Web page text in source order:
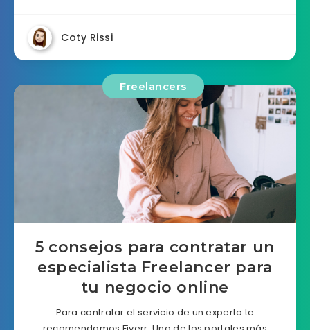
Coty Rissi
Freelancers
5 consejos para contratar un
especialista Freelancer para
tu negocio online
Para contratar el servicio de un experto te